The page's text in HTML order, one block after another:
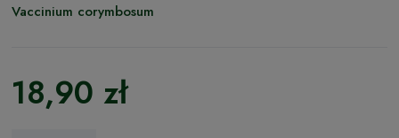
Vaccinium corymbosum
18,90 zł